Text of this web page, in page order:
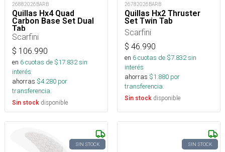
26882026BARB
Quillas Hx4 Quad
Carbon Base Set Dual
Tab
Scarfini
$ 106.990
en 6cuotas de $17.832sin
interés
ahorras $4.280 por
transferencia.
Sin stock disponible
26782026BARB
Quillas Hx2 Thruster
Set Twin Tab
Scarfini
$ 46.990
en 6cuotas de $7.832sin
interés
ahorras $1.880 por
transferencia.
Sin stock disponible
SIN STOCK SIN STOCK